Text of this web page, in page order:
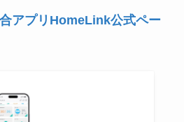
アプリHomeLink公式ペー